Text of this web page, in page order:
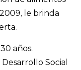
le brinda
años.
Social